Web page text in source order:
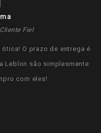
Fiel
O prazo de entrega é
Leblon são simplesmente
com eles!